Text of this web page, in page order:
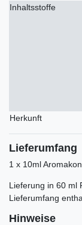
Inhaltsstoffe
Herkunft
Lieferumfang
1 x 10ml
Lieferung in 60 ml
Lieferumfang
Hinweise